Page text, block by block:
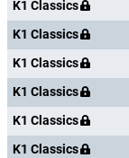
K1 Classics
K1 Classics
K1 Classics
K1 Classics
K1 Classics
K1 Classics